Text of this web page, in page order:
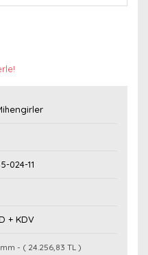
024-11
+ KDV
- ( 24.256,83 TL )